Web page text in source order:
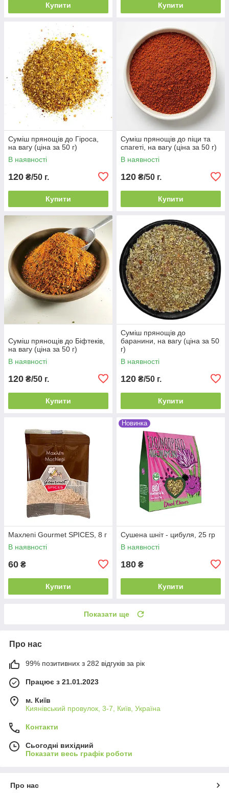
Купити Купити
Суміш прянощів до Гіроса,
на вагу (ціна за 50 г)
В наявності
120 ₴/50 г.
Купити
Суміш прянощів до піци та
спагеті, на вагу (ціна за 50 г)
В наявності
120 ₴/50 г.
Купити
Суміш прянощів до Біфтеків,
на вагу (ціна за 50 г)
В наявності
120 ₴/50 г.
Купити
Суміш прянощів до
баранини, на вагу (ціна за 50
г)
В наявності
120 ₴/50 г.
Купити
Махлепі Gourmet SPICES, 8 г
В наявності
60 ₴
Купити
Новинка
Сушена шніт - цибуля, 25 гр
В наявності
180 ₴
Купити
Показати ще
Про нас
99% позитивних з 282 відгуків за рік
Працює з 21.01.2023
м. Київ
Киянівський провулок, 3-7, Київ, Україна
Контакти
Сьогодні вихідний
Показати весь графік роботи
Про нас